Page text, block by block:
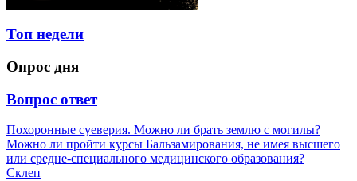
Топ недели
Опрос дня
Вопрос ответ
Похоронные суеверия. Можно ли брать землю с могилы?
Можно ли пройти курсы Бальзамирования, не имея высшего
или средне-специального медицинского образования?
Склеп